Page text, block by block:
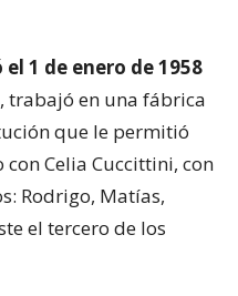
1 de enero de 1958
trabajó en una fábrica
que le permitió
Celia Cuccittini, con
Rodrigo, Matías,
el tercero de los